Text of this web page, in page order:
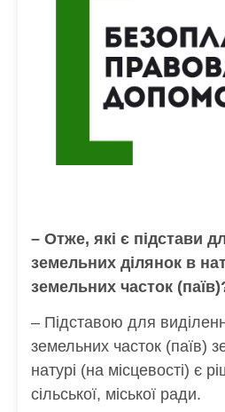
– Отже, які є підстави
земельних ділянок в
земельних часток
– Підставою для
земельних часток (паїв)
натурі (на місцевості) є
сільської, міської ради.